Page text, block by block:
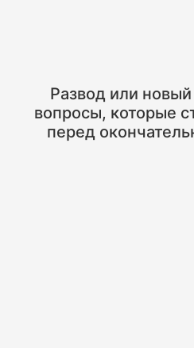
Развод или
вопросы, которые
перед